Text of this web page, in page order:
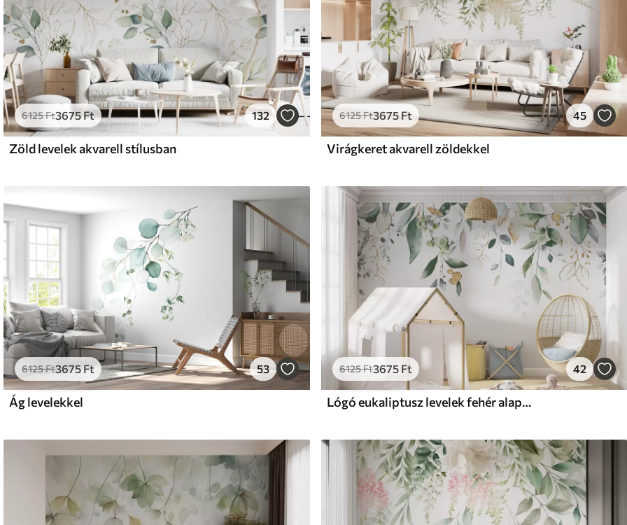
9499Ft/m²
and Stick
6125Ft3675 Ft 132
Zöld levelek akvarell stílusban
6125Ft3675 Ft 45
Virágkeret akvarell zöldekkel
6125Ft3675Ft 53
Ág levelekkel
6125Ft3675 Ft 42
Lógó eukaliptusz levelek fehér alapon